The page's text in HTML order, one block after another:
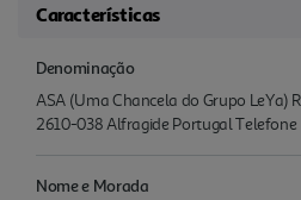
Características
Denominação
ASA (Uma Chancela do Grupo LeYa)
2610-038 Alfragide Portugal Telefone
Nome e Morada